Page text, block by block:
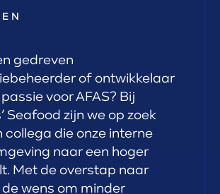
gedreven
of ontwikkelaar
voor AFAS? Bij
Seafood zijn we op zoek
collega die onze interne
naar een hoger
Met de overstap naar
de wens om minder